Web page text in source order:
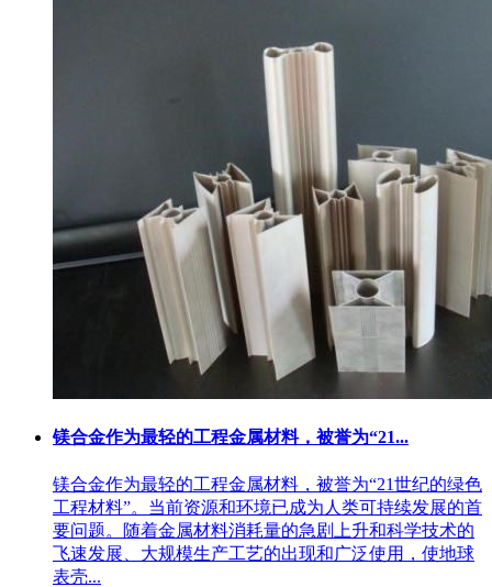
镁合金作为最轻的工程金属材料，被誉为“21...
镁合金作为最轻的工程金属材料，被誉为“21世纪的绿色
工程材料”。当前资源和环境已成为人类可持续发展的首
要问题。随着金属材料消耗量的急剧上升和科学技术的
飞速发展、大规模生产工艺的出现和广泛使用，使地球
表壳...